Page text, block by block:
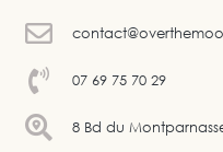
07 69 75 70 29
8 Bd du